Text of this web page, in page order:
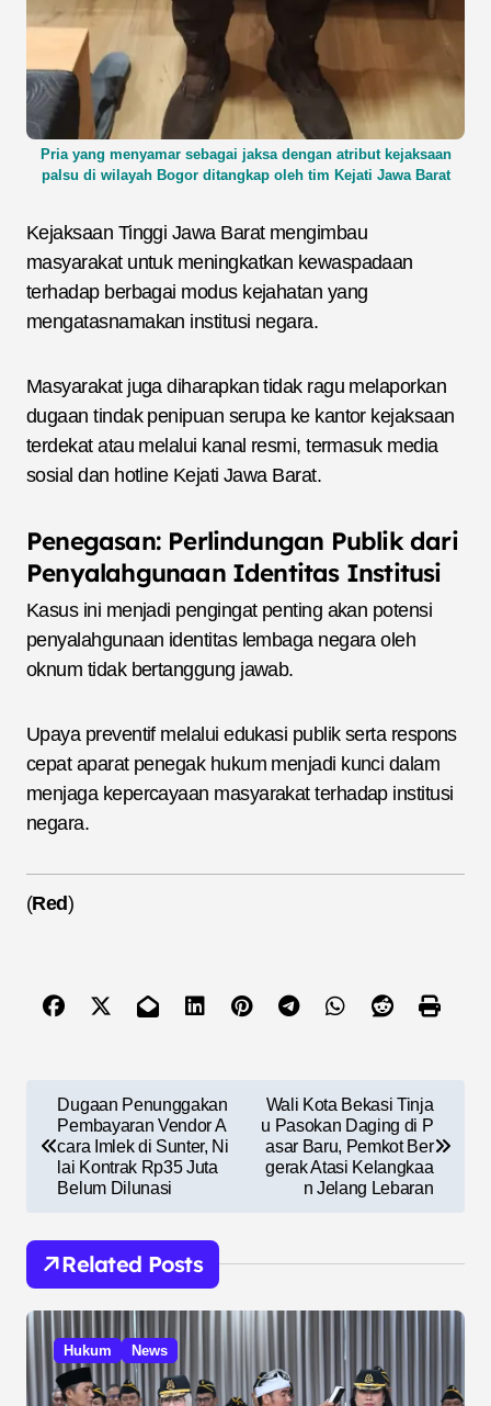
Pria yang menyamar sebagai jaksa dengan atribut kejaksaan
palsu di wilayah Bogor ditangkap oleh tim Kejati Jawa Barat
Kejaksaan Tinggi Jawa Barat mengimbau
masyarakat untuk meningkatkan kewaspadaan
terhadap berbagai modus kejahatan yang
mengatasnamakan institusi negara.
Masyarakat juga diharapkan tidak ragu melaporkan
dugaan tindak penipuan serupa ke kantor kejaksaan
terdekat atau melalui kanal resmi, termasuk media
sosial dan hotline Kejati Jawa Barat.
Penegasan: Perlindungan Publik dari
Penyalahgunaan Identitas Institusi
Kasus ini menjadi pengingat penting akan potensi
penyalahgunaan identitas lembaga negara oleh
oknum tidak bertanggung jawab.
Upaya preventif melalui edukasi publik serta respons
cepat aparat penegak hukum menjadi kunci dalam
menjaga kepercayaan masyarakat terhadap institusi
negara.
(Red)
g
a
s
i
p
Dugaan Penunggakan
Pembayaran Vendor A
cara Imlek di Sunter, Ni
lai Kontrak Rp35 Juta
Belum Dilunasi
Wali Kota Bekasi Tinja
u Pasokan Daging di P
asar Baru, Pemkot Ber
gerak Atasi Kelangkaa
n Jelang Lebaran
Related Posts
Hukum News